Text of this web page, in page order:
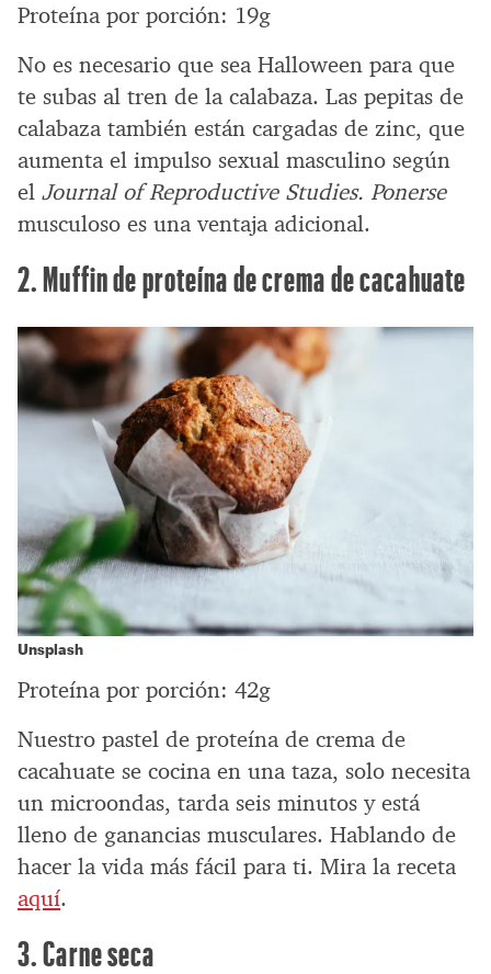
Proteína por porción: 19g
No es necesario que sea Halloween para que
te subas al tren de la calabaza. Las pepitas de
calabaza también están cargadas de zinc, que
aumenta el impulso sexual masculino según
el Journal of Reproductive Studies. Ponerse
musculoso es una ventaja adicional.
2. Muffin de proteína de crema de cacahuate
Unsplash
Proteína por porción: 42g
Nuestro pastel de proteína de crema de
cacahuate se cocina en una taza, solo necesita
un microondas, tarda seis minutos y está
lleno de ganancias musculares. Hablando de
hacer la vida más fácil para ti. Mira la receta
aquí.
3. Carne seca